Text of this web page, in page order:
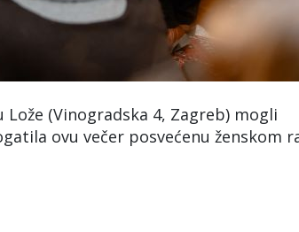
(Vinogradska 4, Zagreb) mogli
ovu večer posvećenu ženskom